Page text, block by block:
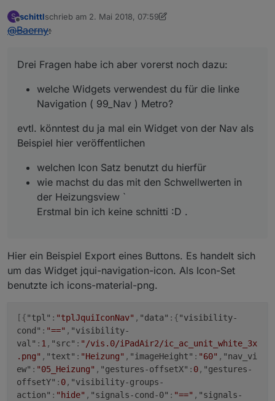
"visibility-cond":"==","visibility-
val"
action"
0":"/vis/signals/lowbattery.png" ,"signals-icon-
: ,"signals-vert-0":0,"signals-hide-edit-
:false,"signals-cond-1" :"==","signals-val-
1": "/vis/signals/lowbattery.png", "signals-icon-
size-1": 0,"signals-blink-1"
:false,"signals-cond-2":"==","signals-val-
:true, "signals-icon-
"/vis/signals/lowbattery.png"
size-2"
"signals-blink-2" :false
format":"","lc-position-vert":"top","lc-position-
horz" :"right" ,"lc-offset-vert":0
"lc-offset-
horz":0 ,"lc-font-size":"12px"
width"
"0","lc-border-style" :"" , "lc-border-
color"
"" "lc-border-radius"
zindex"
0, "src" :"/vis.0/Meine/Img/balken3.png","s
tretch"
:true }, "style"
{"left":"599px" "top" :"229px" , "width": "6px","heig
ht" :"60px"}, "widgetSet":"basic"
S
Offline
schittlschrieb am 2. Mai 2018, 07:59
zuletzt editiert von Jey Cee
@Baerny:
Drei Fragen habe ich aber vorerst noch dazu:
welche Widgets verwendest du für die linke
Navigation ( 99_Nav ) Metro?
evtl. könntest du ja mal ein Widget von der Nav als
Beispiel hier veröffentlichen
welchen Icon Satz benutzt du hierfür
wie machst du das mit den Schwellwerten in
der Heizungsview `
Erstmal bin ich keine schnitti :D .
Hier ein Beispiel Export eines Buttons. Es handelt sich
um das Widget jqui-navigation-icon. Als Icon-Set
benutzte ich icons-material-png.
[{"tpl" : "tplJquiIconNav" , "data" : {"visibility-
cond" : "==" , "visibility-
val" : 1 , "src" : "/vis.0/iPadAir2/ic_ac_unit_white_3x
.png" , "text" : "Heizung" , "imageHeight" : "60" , "nav_vi
ew" : "05_Heizung" , "gestures-offsetX" : 0, "gestures-
offsetY" : 0, "visibility-groups-
action" : "hide" , "signals-cond-0" : "==" , "signals-